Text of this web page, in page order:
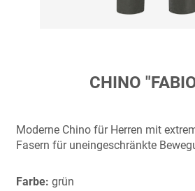
springen
CHINO
Moderne Chino für Herren mit
Fasern für uneingeschränkte
Farbe: grün